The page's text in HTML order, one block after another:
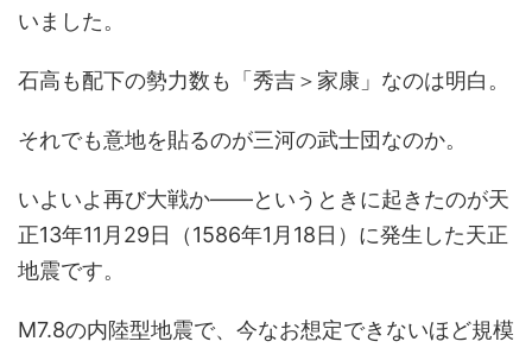
いました。
石高も配下の勢力数も「秀吉＞家康」なのは明白。
それでも意地を貼るのが三河の武士団なのか。
いよいよ再び大戦か――というときに起きたのが天
正13年11月29日（1586年1月18日）に発生した天正
地震です。
M7.8の内陸型地震で、今なお想定できないほど規模